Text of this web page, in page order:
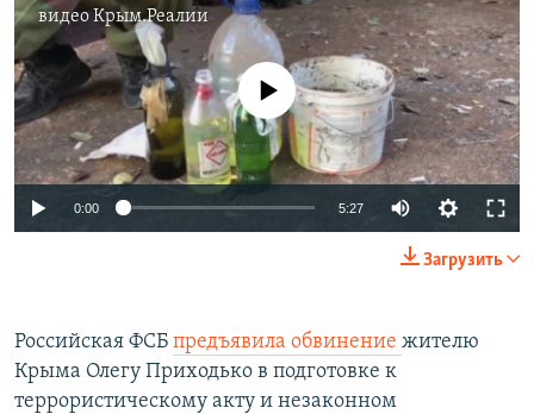
видеоКрым.Реалии
No media source currently available
0:00 5:27
Загрузить
Российская ФСБ предъявила обвинение жителю
Крыма Олегу Приходько в подготовке к
террористическому акту и незаконном